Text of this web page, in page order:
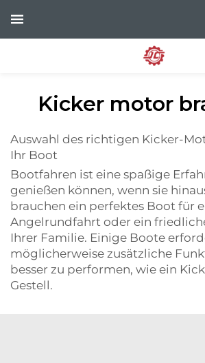
Kicker motor
Auswahl des richtigen Kicker-
Ihr Boot
Bootfahren ist eine spaßige
genießen können, wenn sie
brauchen ein perfektes Boot für
Angelrundfahrt oder ein
Ihrer Familie. Einige Boote
möglicherweise zusätzliche
besser zu performen, wie ein
Gestell.